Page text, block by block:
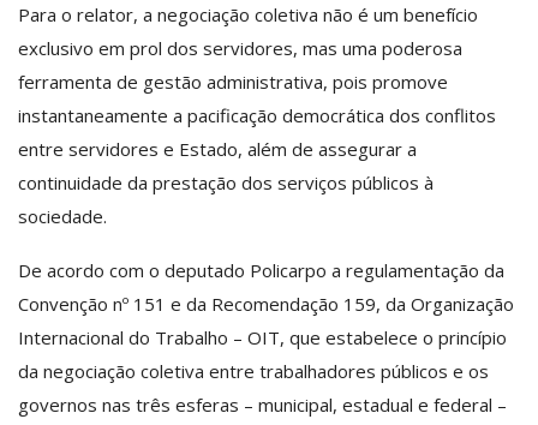
Para o relator, a negociação coletiva não é um benefício
exclusivo em prol dos servidores, mas uma poderosa
ferramenta de gestão administrativa, pois promove
instantaneamente a pacificação democrática dos conflitos
entre servidores e Estado, além de assegurar a
continuidade da prestação dos serviços públicos à
sociedade.
De acordo com o deputado Policarpo a regulamentação da
Convenção nº 151 e da Recomendação 159, da Organização
Internacional do Trabalho – OIT, que estabelece o princípio
da negociação coletiva entre trabalhadores públicos e os
governos nas três esferas – municipal, estadual e federal –